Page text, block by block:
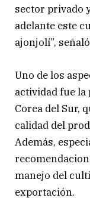
sector privado
adelante este
ajonjolí”,
Uno de los
actividad fue
Corea del Sur,
calidad del
Además,
manejo del
exportación.